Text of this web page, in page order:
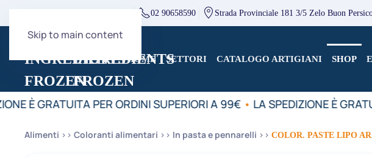
Skip to main content
02 90658590 Strada Provinciale 181 3/5 Zelo Buon
HOME SETTORI CATALOGO ARTIGIANI SHOP
È GRATUITA PER ORDINI SUPERIORI A 99€•LA SPEDIZIONE È
Alimenti Coloranti alimentari In pasta e pennarelli COLOR. PASTE LIPO